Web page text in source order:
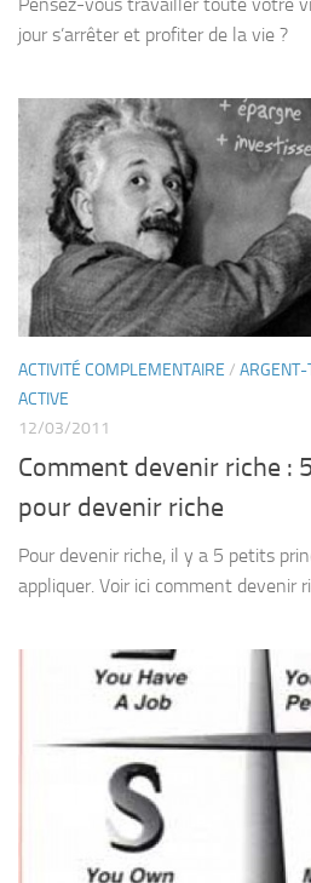
Pensez-vous travailler toute votre
jour s’arrêter et profiter de la vie ?
ACTIVITÉ COMPLEMENTAIRE / ARGENT-
ACTIVE
12/03/2011
Comment devenir riche :
pour devenir riche
Pour devenir riche, il y a 5 petits
appliquer. Voir ici comment devenir